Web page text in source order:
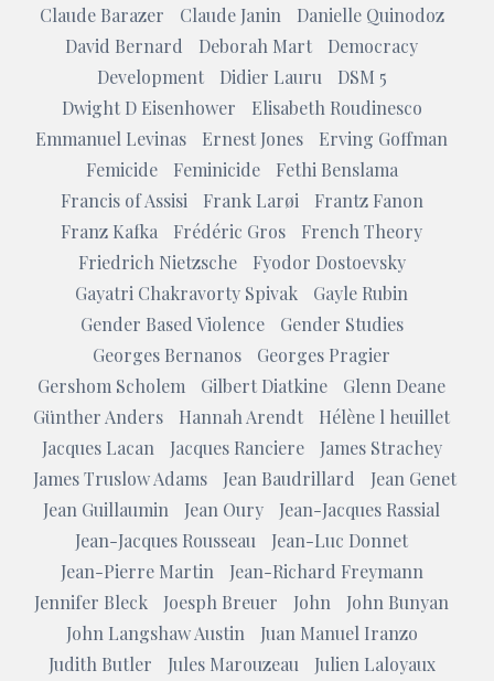
Claude Barazer
Claude Janin
Danielle Quinodoz
David Bernard
Deborah Mart
Democracy
Development
Didier Lauru
DSM 5
Dwight D Eisenhower
Elisabeth Roudinesco
Emmanuel Levinas
Ernest Jones
Erving Goffman
Femicide
Feminicide
Fethi Benslama
Francis of Assisi
Frank Larøi
Frantz Fanon
Franz Kafka
Frédéric Gros
French Theory
Friedrich Nietzsche
Fyodor Dostoevsky
Gayatri Chakravorty Spivak
Gayle Rubin
Gender Based Violence
Gender Studies
Georges Bernanos
Georges Pragier
Gershom Scholem
Gilbert Diatkine
Glenn Deane
Günther Anders
Hannah Arendt
Hélène l heuillet
Jacques Lacan
Jacques Ranciere
James Strachey
James Truslow Adams
Jean Baudrillard
Jean Genet
Jean Guillaumin
Jean Oury
Jean-Jacques Rassial
Jean-Jacques Rousseau
Jean-Luc Donnet
Jean-Pierre Martin
Jean-Richard Freymann
Jennifer Bleck
Joesph Breuer John
John Bunyan
John Langshaw Austin
Juan Manuel Iranzo
Judith Butler
Jules Marouzeau Julien Laloyaux